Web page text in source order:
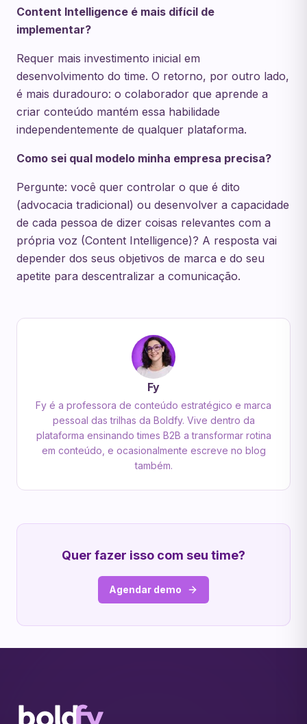
Content Intelligence é mais difícil de
implementar?
Requer mais investimento inicial em
desenvolvimento do time. O retorno, por outro lado,
é mais duradouro: o colaborador que aprende a
criar conteúdo mantém essa habilidade
independentemente de qualquer plataforma.
Como sei qual modelo minha empresa precisa?
Pergunte: você quer controlar o que é dito
(advocacia tradicional) ou desenvolver a capacidade
de cada pessoa de dizer coisas relevantes com a
própria voz (Content Intelligence)? A resposta vai
depender dos seus objetivos de marca e do seu
apetite para descentralizar a comunicação.
Fy
Fy é a professora de conteúdo estratégico e marca
pessoal das trilhas da Boldfy. Vive dentro da
plataforma ensinando times B2B a transformar rotina
em conteúdo, e ocasionalmente escreve no blog
também.
Quer fazer isso com seu time?
Agendar demo